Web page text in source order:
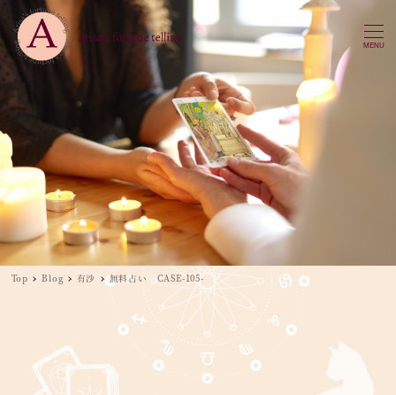
MENU
Top Blog 有沙 無料占い CASE-105-